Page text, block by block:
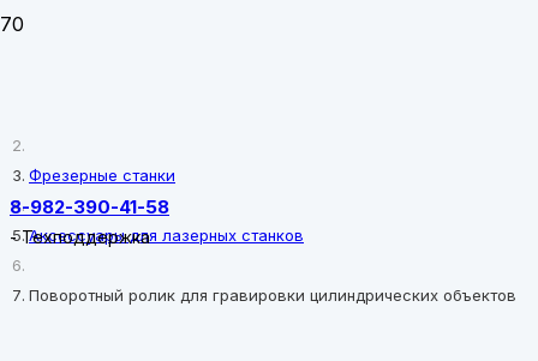
8-982-390-41-58
-Техподдержка
Фрезерные станки
Аксессуары для лазерных станков
Поворотный ролик для гравировки цилиндрических объектов